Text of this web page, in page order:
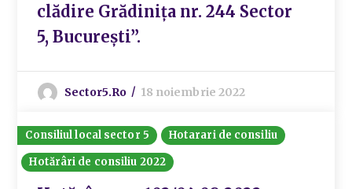
clădire Grădinița nr. 244 Sector
5, București”.
Sector5.ro 18 noiembrie 2022
Consiliul local sector 5
Hotarari de consiliu
Hotărâri de consiliu 2022